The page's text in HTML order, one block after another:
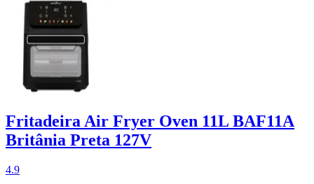
Fritadeira Air Fryer Oven 11L BAF11A
Britânia Preta 127V
4.9